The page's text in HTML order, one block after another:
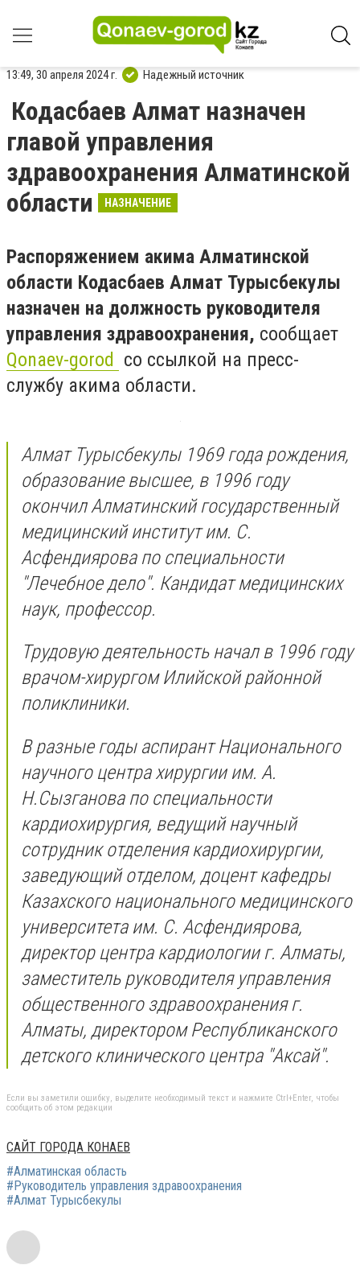
13:49, 30 апреля 2024 г. Надежный источник
Кодасбаев Алмат назначен
главой управления
здравоохранения Алматинской
области
НАЗНАЧЕНИЕ
Распоряжением акима Алматинской
области Кодасбаев Алмат Турысбекулы
назначен на должность руководителя
управления здравоохранения, сообщает
Qonaev-gorod со ссылкой на пресс-
службу акима области.
Алмат Турысбекулы 1969 года рождения,
образование высшее, в 1996 году
окончил Алматинский государственный
медицинский институт им. С.
Асфендиярова по специальности
"Лечебное дело". Кандидат медицинских
наук, профессор.
Трудовую деятельность начал в 1996 году
врачом-хирургом Илийской районной
поликлиники.
В разные годы аспирант Национального
научного центра хирургии им. А.
Н.Сызганова по специальности
кардиохирургия, ведущий научный
сотрудник отделения кардиохирургии,
заведующий отделом, доцент кафедры
Казахского национального медицинского
университета им. С. Асфендиярова,
директор центра кардиологии г. Алматы,
заместитель руководителя управления
общественного здравоохранения г.
Алматы, директором Республиканского
детского клинического центра "Аксай".
Если вы заметили ошибку, выделите необходимый текст и нажмите Ctrl+Enter, чтобы
сообщить об этом редакции
САЙТ ГОРОДА КОНАЕВ
#Алматинская область
#Руководитель управления здравоохранения
#Алмат Турысбекулы